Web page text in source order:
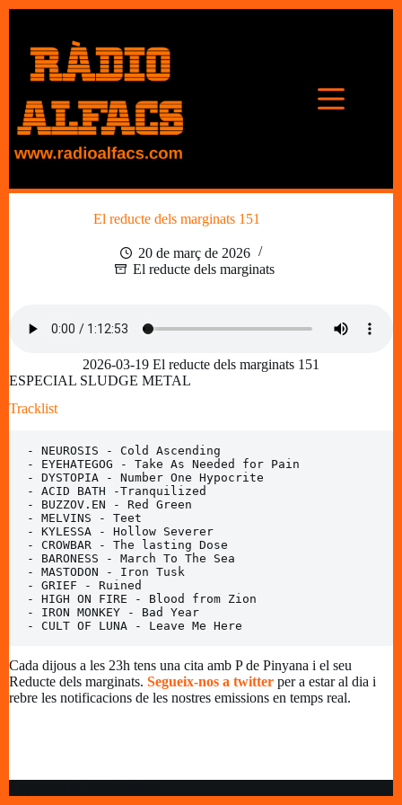
contingut
El reducte dels marginats 151
20 de març de 2026
El reducte dels marginats
2026-03-19 El reducte dels marginats 151
ESPECIAL SLUDGE METAL
Tracklist
- NEUROSIS - Cold Ascending
- EYEHATEGOG - Take As Needed for Pain
- DYSTOPIA - Number One Hypocrite
- ACID BATH -Tranquilized
- BUZZOV.EN - Red Green
- MELVINS - Teet
- KYLESSA - Hollow Severer
- CROWBAR - The lasting Dose
- BARONESS - March To The Sea
- MASTODON - Iron Tusk
- GRIEF - Ruined
- HIGH ON FIRE - Blood from Zion
- IRON MONKEY - Bad Year
- CULT OF LUNA - Leave Me Here
Cada dijous a les 23h tens una cita amb P de Pinyana i el seu
Reducte dels marginats. Segueix-nos a twitter per a estar al dia i
rebre les notificacions de les nostres emissions en temps real.